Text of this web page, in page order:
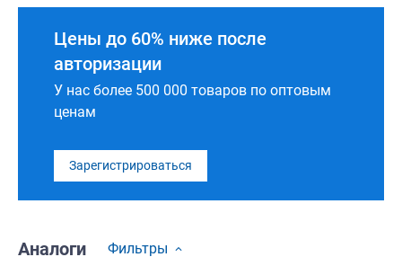
Цены до 60% ниже после
авторизации
У нас более 500 000 товаров по оптовым
ценам
Зарегистрироваться
Аналоги Фильтры